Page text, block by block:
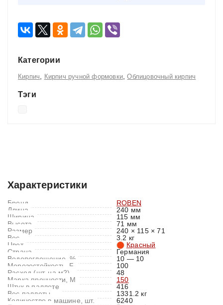
Категории
Кирпич Кирпич ручной формовки ,Облицовочный кирпич
Тэги
Характеристики
Бренд
ROBEN
Длина
240 мм
Ширина
115 мм
Высота
71 мм
Размер
240 × 115 × 71
Вес
3.2 кг
Цвет
Красный
Страна
Германия
Водопоглощение, %
10 — 10
Морозостойкость, F
100
Расход (шт. на м2)
48
Марка прочности, M
150
Штук в паллете
416
Вес паллеты
1331.2 кг
Количество в машине, шт.
6240